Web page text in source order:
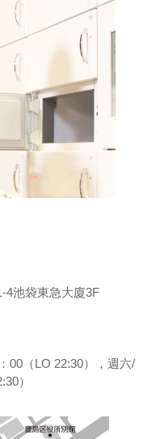
4池袋東急大廈3F
00（LO 22:30），週六/
）